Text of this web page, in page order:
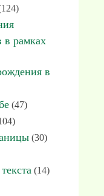
в рамках
в
(47)
(30)
(14)